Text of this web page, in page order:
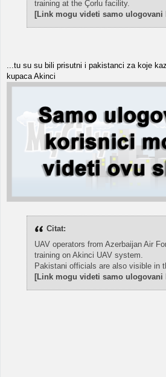
training at the Çorlu facility.
[Link mogu videti samo ulogovani
...tu su su bili prisutni i pakistanci za koje
kupaca Akinci
Citat:
UAV operators from Azerbaijan Air
training on Akinci UAV system.
Pakistani officials are also visible in
[Link mogu videti samo ulogovani